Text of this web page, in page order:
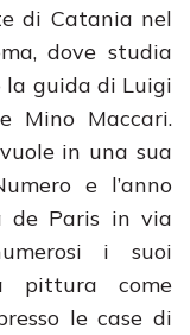
di Catania nel
dove studia
la guida di Luigi
Mino Maccari.
in una sua
e l’anno
de Paris in via
i suoi
pittura come
le case di